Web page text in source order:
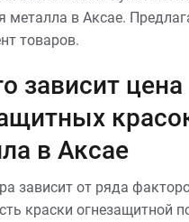
металла в Аксае.
товаров.
зависит цена
в Аксае
зависит от ряда
краски огнезащитной